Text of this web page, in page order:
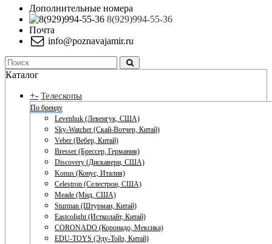
Дополнительные номера
8(929)994-55-36
Почта
info@poznavajamir.ru
Каталог
+- Телескопы
По бренду
Levenhuk (Левенгук, США)
Sky-Watcher (Скай-Вотчер, Китай)
Veber (Вебер, Китай)
Bresser (Брессер, Германия)
Discovery (Дискавери, США)
Konus (Конус, Италия)
Celestron (Селестрон, США)
Meade (Мид, США)
Sturman (Штурман, Китай)
Eastcolight (Истколайт, Китай)
CORONADO (Коронадо, Мексика)
EDU-TOYS (Эду-Тойз, Китай)